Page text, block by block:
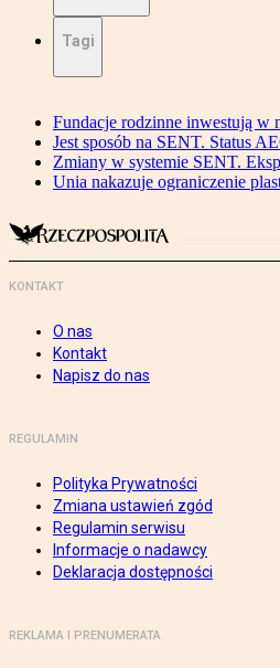
Tagi
Fundacje rodzinne inwestują w
Jest sposób na SENT. Status
Zmiany w systemie SENT.
Unia nakazuje ograniczenie
KONTAKT
O nas
Kontakt
Napisz do nas
REGULAMIN
Polityka Prywatności
Zmiana ustawień zgód
Regulamin serwisu
Informacje o nadawcy
Deklaracja dostępności
REKLAMA I PRENUMERATA